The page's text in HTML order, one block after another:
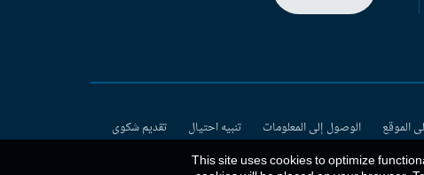
الموقع الوصول إلى المعلومات تنبيه احتيال
تقديم شكوى
This site uses cookies to optimize